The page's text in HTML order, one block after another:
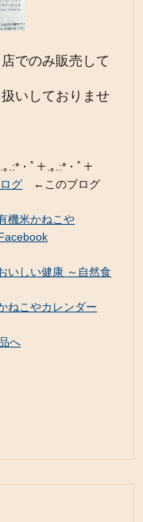
でのみ販売して
いしておりませ
.:*・ﾟ＋.｡.:*・ﾟ＋
グ ←このブログ
機米かねこや
しい健康 ～自然食
ねこやカレンダー